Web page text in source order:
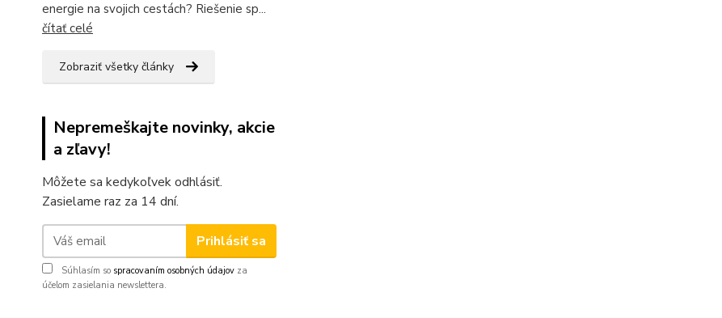
energie na svojich cestách? Riešenie sp...
čítať celé
Zobraziť všetky články
Nepremeškajte novinky, akcie
a zľavy!
Môžete sa kedykoľvek odhlásiť.
Zasielame raz za 14 dní.
Prihlásiť sa
Súhlasím so spracovaním osobných údajov za
účelom zasielania newslettera.